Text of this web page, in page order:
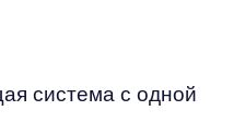
система с одной